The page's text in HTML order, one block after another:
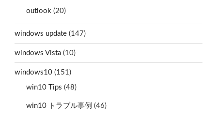
outlook (20)
windows update (147)
windows Vista (10)
windows10 (151)
win10 Tips (48)
win10 トラブル事例 (46)